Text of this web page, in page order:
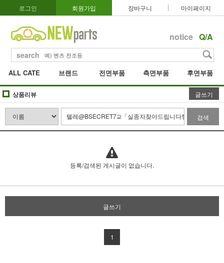
로그인 회원가입 장바구니 마이페이지
notice Q/A
search
ALL CATE 브랜드 전면부품 측면부품 후면부품
상품리뷰 글쓰기
검색
등록/검색된 게시글이 없습니다.
글쓰기
1